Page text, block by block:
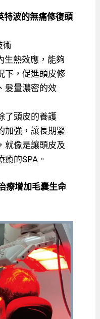
特波的無痛修復頭
術
生熱效應，能夠
下，促進頭皮修
髮量濃密的效
了頭皮的養護
加強，讓長期緊
就像是讓頭皮及
的SPA。
療增加毛囊生命